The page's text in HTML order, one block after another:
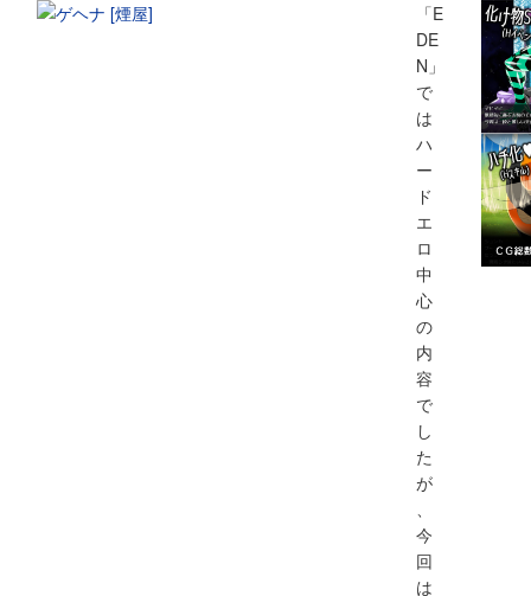
「E
DE
N」
で
は
ハ
ー
ド
エ
ロ
中
心
の
内
容
で
し
た
が
、
今
回
は